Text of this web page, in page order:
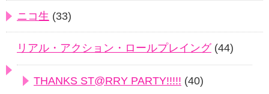
ニコ生 (33)
リアル・アクション・ロールプレイング(44)
THANKS ST@RRY PARTY!!!!! (40)